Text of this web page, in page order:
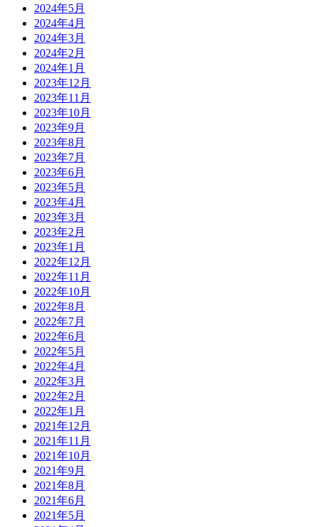
2024年5月
2024年4月
2024年3月
2024年2月
2024年1月
2023年12月
2023年11月
2023年10月
2023年9月
2023年8月
2023年7月
2023年6月
2023年5月
2023年4月
2023年3月
2023年2月
2023年1月
2022年12月
2022年11月
2022年10月
2022年8月
2022年7月
2022年6月
2022年5月
2022年4月
2022年3月
2022年2月
2022年1月
2021年12月
2021年11月
2021年10月
2021年9月
2021年8月
2021年6月
2021年5月